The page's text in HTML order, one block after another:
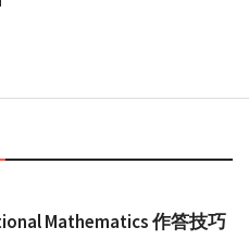
Mathematics 作答技巧